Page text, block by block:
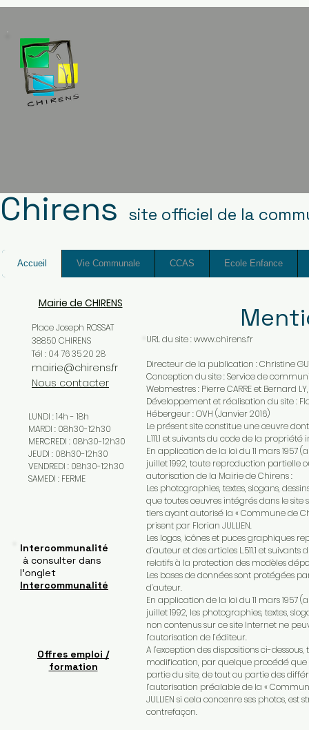
Chirens site officiel de la
Accueil Vie Communale CCAS Ecole Enfance
URL du site :www.chirens.fr
Directeur de la publication : Christine
Conception du site : Service de
Webmestres : Pierre CARRE et Bernard
Développement et réalisation du site :
Hébergeur : OVH (Janvier 2016)
Le présent site constitue une œuvre
L.111.1 et suivants du code de la
En application de la loi du 11 mars 1957
juillet 1992, toute reproduction partielle
autorisation de la Mairie de Chirens :
Les photographies, textes, slogans,
que toutes oeuvres intégrés dans le
tiers ayant autorisé la « Commune de
prisent par Florian JULLIEN.
Les logos, icônes et puces graphiques
d’auteur et des articles L.511.1 et
relatifs à la protection des modèles
Les bases de données sont protégées
d’auteur.
En application de la loi du 11 mars 1957
juillet 1992, les photographies, textes,
non contenus sur ce site Internet ne
l’autorisation de l’éditeur.
A l’exception des dispositions ci-
modification, par quelque procédé que
partie du site, de tout ou partie des
l’autorisation préalable de la «
JULLIEN si cela concenre ses photos,
contrefaçon.
Mairie de CHIRENS
Place Joseph ROSSAT
38850 CHIRENS
Tél : 04 76 35 20 28
mairie@chirens.fr
Nous contacter
LUNDI : 14h - 18h
MARDI : 08h30-12h30
MERCREDI : 08h30-12h30
JEUDI : 08h30-12h30
VENDREDI : 08h30-12h30
SAMEDI : FERME
Offres emploi /
formation
Intercommunalité
à consulter dans
l'onglet
Intercommunalité